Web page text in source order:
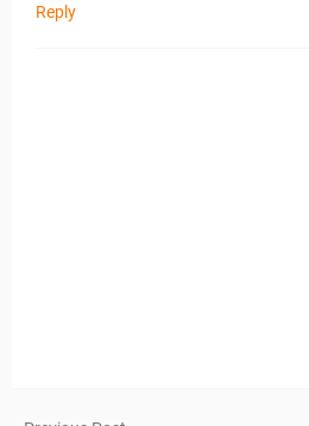
Reply